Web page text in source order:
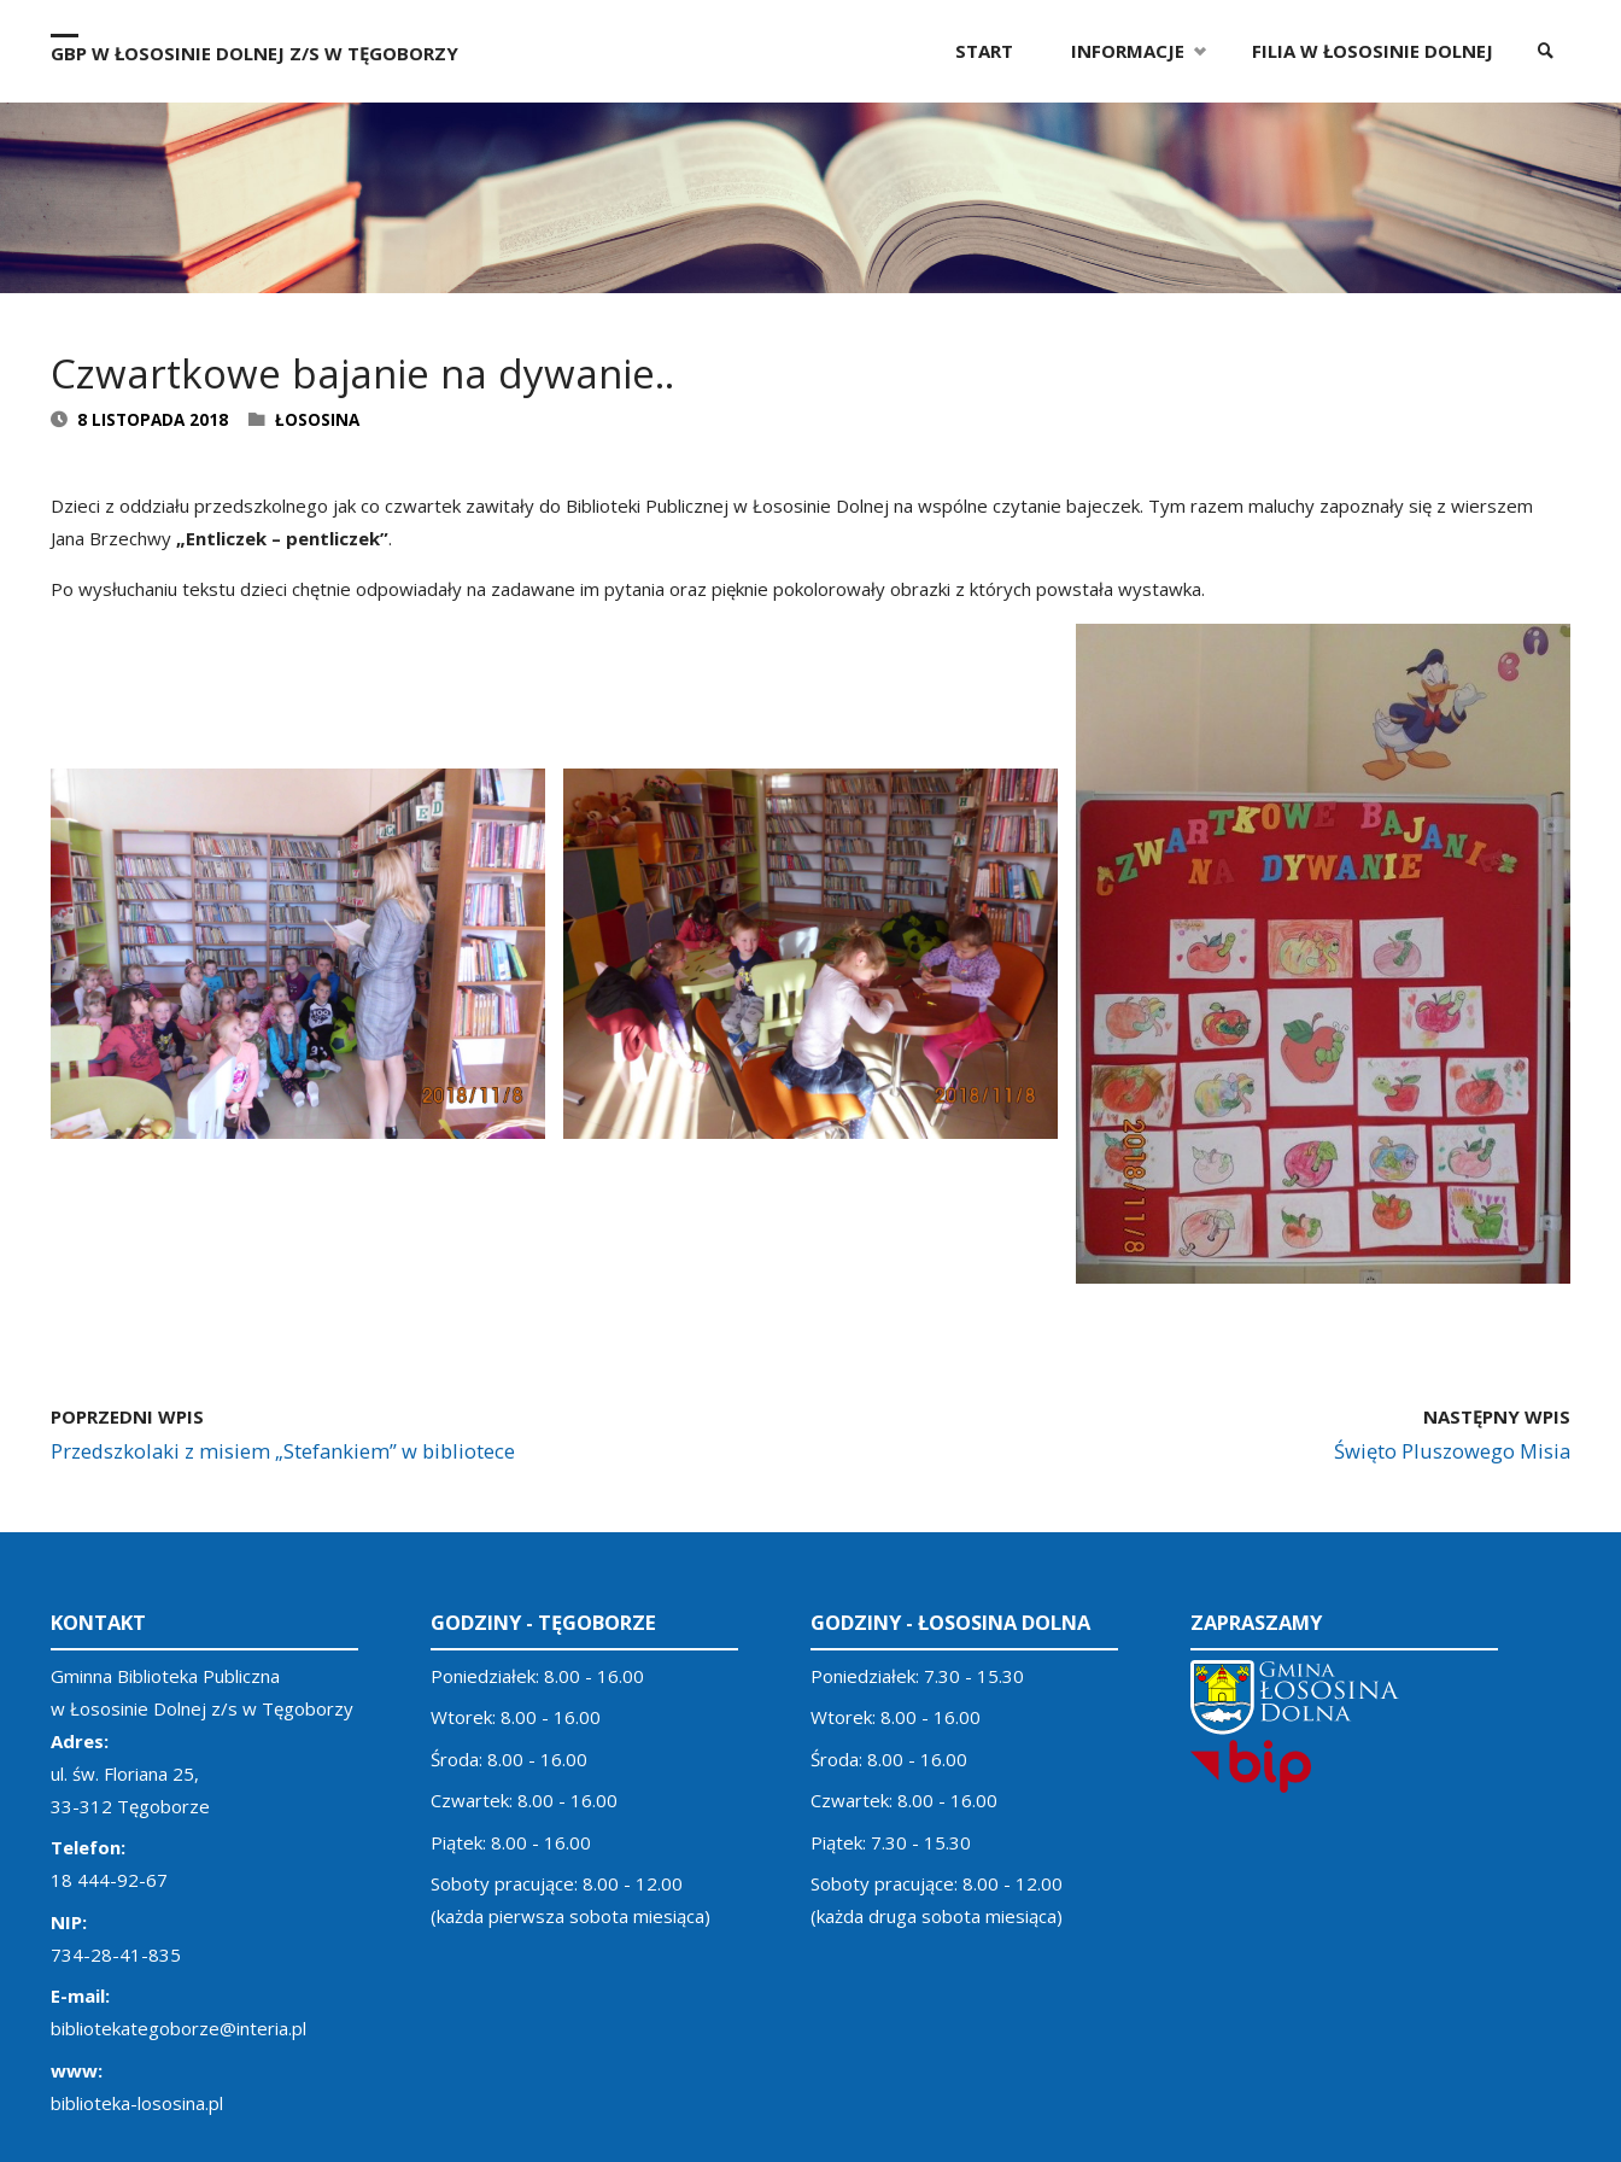
GBP W ŁOSOSINIE DOLNEJ Z/S W TĘGOBORZY START INFORMACJE FILIA W ŁOSOSINIE DOLNEJ
SZUKAJ
Czwartkowe bajanie na dywanie..
8 LISTOPADA 2018 ŁOSOSINA
Dzieci z oddziału przedszkolnego jak co czwartek zawitały do Biblioteki Publicznej w Łososinie Dolnej na wspólne czytanie bajeczek. Tym razem maluchy zapoznały się z wierszem
Jana Brzechwy „Entliczek – pentliczek”.
Po wysłuchaniu tekstu dzieci chętnie odpowiadały na zadawane im pytania oraz pięknie pokolorowały obrazki z których powstała wystawka.
POPRZEDNI WPIS
Przedszkolaki z misiem „Stefankiem” w bibliotece
NASTĘPNY WPIS
Święto Pluszowego Misia
KONTAKT
Gminna Biblioteka Publiczna
w Łososinie Dolnej z/s w Tęgoborzy
Adres:
ul. św. Floriana 25,
33-312 Tęgoborze
Telefon:
18 444-92-67
NIP:
734-28-41-835
E-mail:
bibliotekategoborze@interia.pl
www:
biblioteka-lososina.pl
GODZINY - TĘGOBORZE
Poniedziałek: 8.00 - 16.00
Wtorek: 8.00 - 16.00
Środa: 8.00 - 16.00
Czwartek: 8.00 - 16.00
Piątek: 8.00 - 16.00
Soboty pracujące: 8.00 - 12.00
(każda pierwsza sobota miesiąca)
GODZINY - ŁOSOSINA DOLNA
Poniedziałek: 7.30 - 15.30
Wtorek: 8.00 - 16.00
Środa: 8.00 - 16.00
Czwartek: 8.00 - 16.00
Piątek: 7.30 - 15.30
Soboty pracujące: 8.00 - 12.00
(każda druga sobota miesiąca)
ZAPRASZAMY